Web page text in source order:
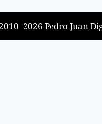
2026 Pedro Juan